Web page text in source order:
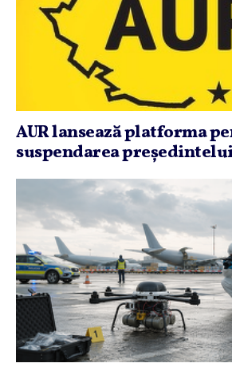
AUR lansează platforma
suspendarea